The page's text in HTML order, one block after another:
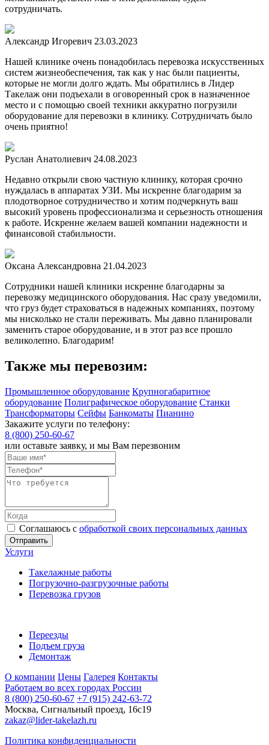
сотрудничать.
Александр Игоревич 23.03.2023
Нашей клинике очень понадобилась перевозка искусственных
систем жизнеобеспечения, так как у нас были пациенты,
которые не могли долго ждать. Мы обратились в Лидер
Такелаж они подъехали в оговоренный срок в назначенное
место и с помощью своей техники аккуратно погрузили
оборудование для перевозки в клинику. Сотрудничать было
очень приятно!
Руслан Анатолиевич 24.08.2023
Недавно открыли свою частную клинику, которая срочно
нуждалась в аппаратах УЗИ. Мы искренне благодарим за
плодотворное сотрудничество и хотим подчеркнуть ваш
высокий уровень профессионализма и серьезность отношения
к работе. Искренне желаем вашей компании надежности и
финансовой стабильности.
Оксана Александровна 21.04.2023
Сотрудники нашей клиники искренне благодарны за
перевозку медицинского оборудования. Нас сразу уведомили,
что груз будет страховаться в надежных компаниях, поэтому
мы нисколько не стали переживать. Мы давно планировали
заменить старое оборудование, и в этот раз все прошло
великолепно. Благодарим!
Также мы перевозим:
Промышленное оборудование Крупногабаритное
оборудование Полиграфическое оборудование Станки
Трансформаторы Сейфы Банкоматы Пианино
Закажите услуги по телефону:
8 (800) 250-60-67
или оставьте заявку, и мы Вам перезвоним
Соглашаюсь с обработкой своих персональных данных
Отправить
Услуги
Такелажные работы
Погрузочно-разгрузочные работы
Перевозка грузов
Переезды
Подъем груза
Демонтаж
О компании Цены Галерея Контакты
Работаем во всех городах России
8 (800) 250-60-67 +7 (915) 242-63-72
Москва, Сигнальный проезд, 16с19
zakaz@lider-takelazh.ru
Политика конфиденциальности